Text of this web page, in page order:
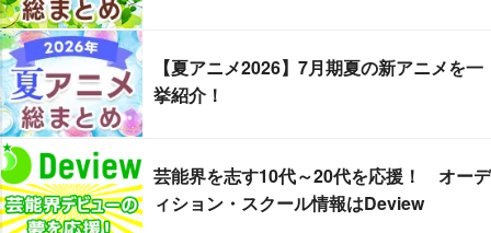
【夏アニメ2026】7月期夏の新アニメを一
挙紹介！
芸能界を志す10代～20代を応援！ オーデ
ィション・スクール情報はDeview